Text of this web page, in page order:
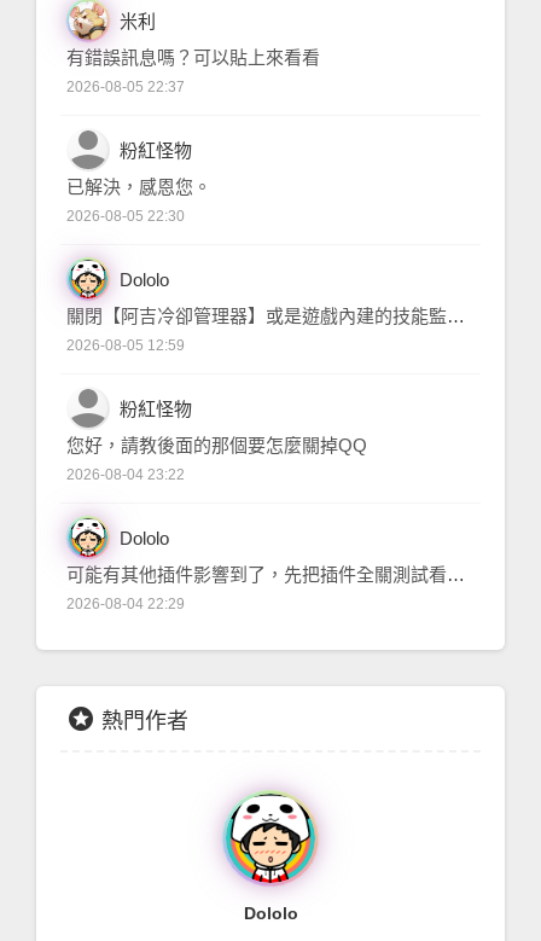
米利
有錯誤訊息嗎？可以貼上來看看
2026-08-05 22:37
person 粉紅怪物
已解決，感恩您。
2026-08-05 22:30
Dololo
關閉【阿吉冷卻管理器】或是遊戲內建的技能監控。
2026-08-05 12:59
person 粉紅怪物
您好，請教後面的那個要怎麼關掉QQ
2026-08-04 23:22
Dololo
可能有其他插件影響到了，先把插件全關測試看看，沒問題再將其它要使用的插件，一次載入一個來測試，看是哪個插件影響到它了。
2026-08-04 22:29
stars 熱門作者
Dololo